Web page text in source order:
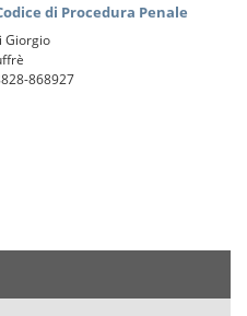
di Procedura Penale
Giorgio
868927